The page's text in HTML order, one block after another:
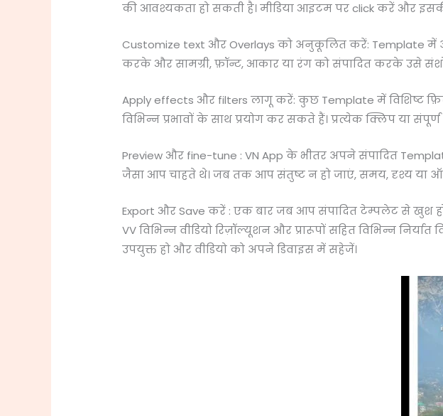
की आवश्यकता हो सकती है। मीडिया आइटम पर click करें और
Customize text और Overlays को अनुकूलित करें: Template में
करके और सामग्री, फ़ॉन्ट, आकार या रंग को संपादित करके उसे
Apply effects और filters लागू करें: कुछ Template में विशिष्ट
विभिन्न प्रभावों के साथ प्रयोग कर सकते हैं। प्रत्येक क्लिप या
Preview और fine-tune : VN App के भीतर अपने संपादित
जैसा आप चाहते थे। जब तक आप संतुष्ट न हो जाएं, समय, दृश्य या
Export और Save करें : एक बार जब आप संपादित टेम्पलेट से खुश
VV विभिन्न वीडियो रिज़ॉल्यूशन और प्रारूपों सहित विभिन्न
उपयुक्त हो और वीडियो को अपने डिवाइस में सहेजें।